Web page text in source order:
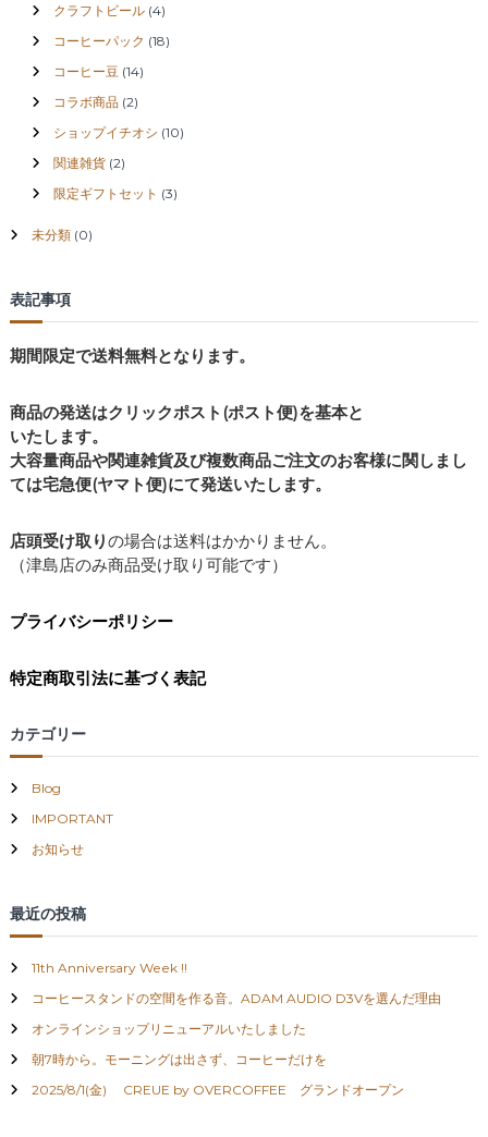
クラフトビール (4)
コーヒーパック (18)
コーヒー豆 (14)
コラボ商品 (2)
ショップイチオシ (10)
関連雑貨 (2)
限定ギフトセット (3)
未分類 (0)
表記事項
期間限定で送料無料となります。
商品の発送はクリックポスト(ポスト便)を基本と
いたします。
大容量商品や関連雑貨及び複数商品ご注文のお客様に関しまし
ては宅急便(ヤマト便)にて発送いたします。
店頭受け取りの場合は送料はかかりません。
（津島店のみ商品受け取り可能です）
プライバシーポリシー
特定商取引法に基づく表記
カテゴリー
Blog
IMPORTANT
お知らせ
最近の投稿
11th Anniversary Week !!
コーヒースタンドの空間を作る音。ADAM AUDIO D3Vを選んだ理由
オンラインショップリニューアルいたしました
朝7時から。モーニングは出さず、コーヒーだけを
2025/8/1(金) CREUE by OVERCOFFEE グランドオープン